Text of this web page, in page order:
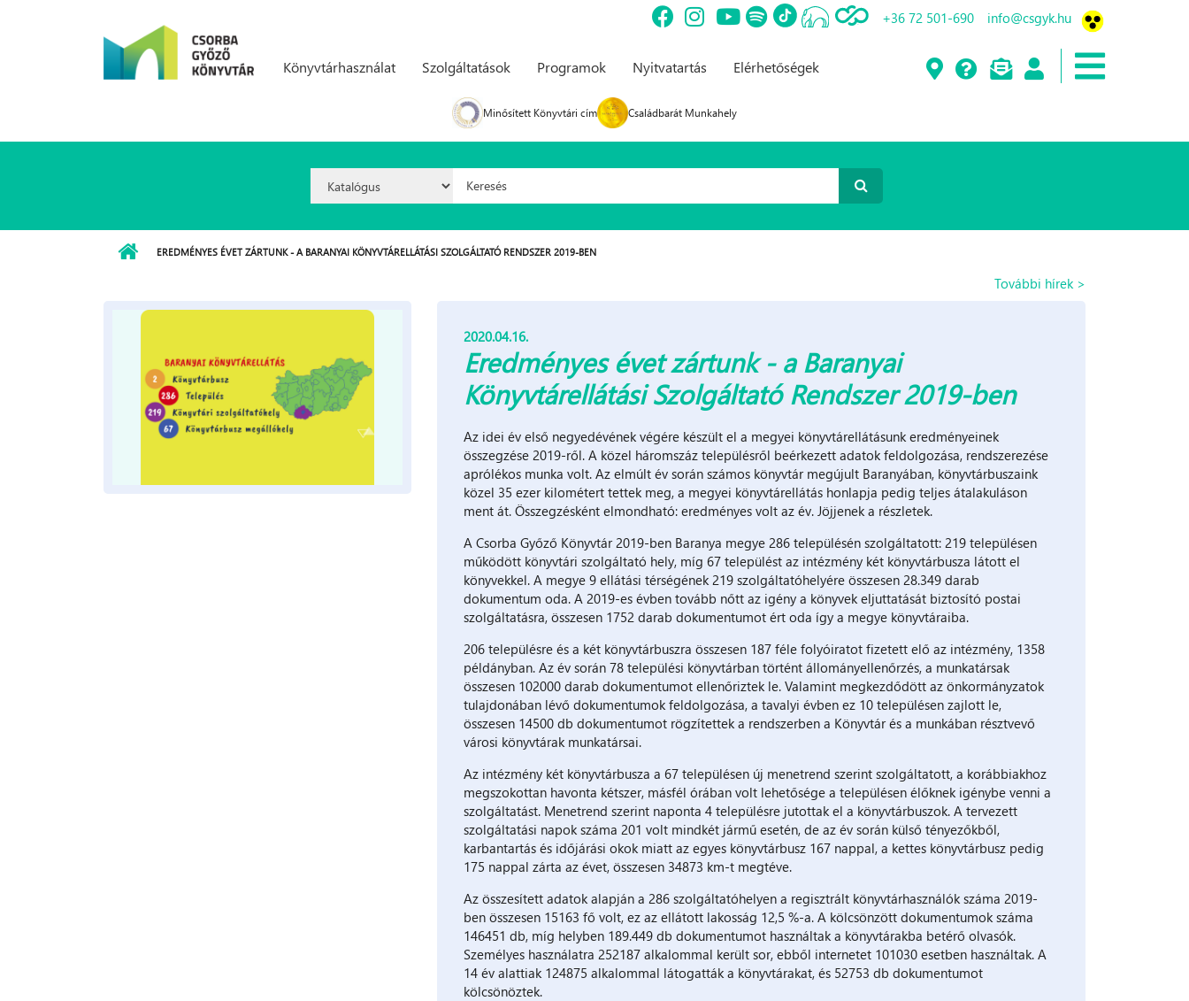
+36 72 501-690 info@csgyk.hu
Könyvtárhasználat Szolgáltatások Programok Nyitvatartás Elérhetőségek
Minősített Könyvtári cím Családbarát Munkahely
Option:
Keresés űrlap
EREDMÉNYES ÉVET ZÁRTUNK - A BARANYAI KÖNYVTÁRELLÁTÁSI SZOLGÁLTATÓ RENDSZER 2019-BEN
További hírek >
2020.04.16.
Eredményes évet zártunk - a Baranyai
Könyvtárellátási Szolgáltató Rendszer 2019-ben
Az idei év első negyedévének végére készült el a megyei könyvtárellátásunk eredményeinek
összegzése 2019-ről. A közel háromszáz településről beérkezett adatok feldolgozása, rendszerezése
aprólékos munka volt. Az elmúlt év során számos könyvtár megújult Baranyában, könyvtárbuszaink
közel 35 ezer kilométert tettek meg, a megyei könyvtárellátás honlapja pedig teljes átalakuláson
ment át. Összegzésként elmondható: eredményes volt az év. Jöjjenek a részletek.
A Csorba Győző Könyvtár 2019-ben Baranya megye 286 településén szolgáltatott: 219 településen
működött könyvtári szolgáltató hely, míg 67 települést az intézmény két könyvtárbusza látott el
könyvekkel. A megye 9 ellátási térségének 219 szolgáltatóhelyére összesen 28.349 darab
dokumentum oda. A 2019-es évben tovább nőtt az igény a könyvek eljuttatását biztosító postai
szolgáltatásra, összesen 1752 darab dokumentumot ért oda így a megye könyvtáraiba.
206 településre és a két könyvtárbuszra összesen 187 féle folyóiratot fizetett elő az intézmény, 1358
példányban. Az év során 78 települési könyvtárban történt állományellenőrzés, a munkatársak
összesen 102000 darab dokumentumot ellenőriztek le. Valamint megkezdődött az önkormányzatok
tulajdonában lévő dokumentumok feldolgozása, a tavalyi évben ez 10 településen zajlott le,
összesen 14500 db dokumentumot rögzítettek a rendszerben a Könyvtár és a munkában résztvevő
városi könyvtárak munkatársai.
Az intézmény két könyvtárbusza a 67 településen új menetrend szerint szolgáltatott, a korábbiakhoz
megszokottan havonta kétszer, másfél órában volt lehetősége a településen élőknek igénybe venni a
szolgáltatást. Menetrend szerint naponta 4 településre jutottak el a könyvtárbuszok. A tervezett
szolgáltatási napok száma 201 volt mindkét jármű esetén, de az év során külső tényezőkből,
karbantartás és időjárási okok miatt az egyes könyvtárbusz 167 nappal, a kettes könyvtárbusz pedig
175 nappal zárta az évet, összesen 34873 km-t megtéve.
Az összesített adatok alapján a 286 szolgáltatóhelyen a regisztrált könyvtárhasználók száma 2019-
ben összesen 15163 fő volt, ez az ellátott lakosság 12,5 %-a. A kölcsönzött dokumentumok száma
146451 db, míg helyben 189.449 db dokumentumot használtak a könyvtárakba betérő olvasók.
Személyes használatra 252187 alkalommal került sor, ebből internetet 101030 esetben használtak. A
14 év alattiak 124875 alkalommal látogatták a könyvtárakat, és 52753 db dokumentumot
kölcsönöztek.